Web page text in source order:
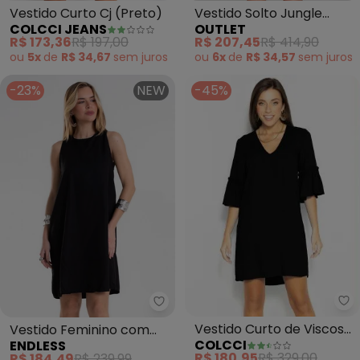
Vestido Curto Cj (Preto)
COLCCI JEANS
R$ 173,36R$ 197,00
ou 5x de R$ 34,67 sem juros
Vestido Solto Jungle
(Bege)
OUTLET
R$ 207,45R$ 414,90
ou 6x de R$ 34,57 sem juros
-23% NEW
Endless - Vestido Feminino
Vestido Feminino com
Abertura nas Costas
ENDLESS
-45%
Vestido Curto de Viscose
(Preto)
COLCCI